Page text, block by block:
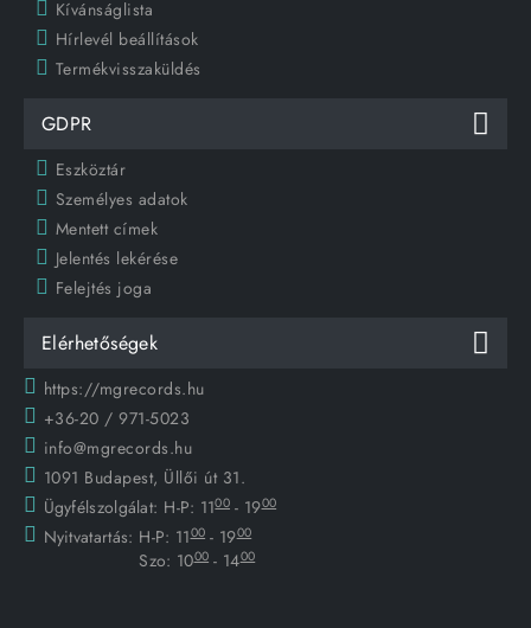
Kívánságlista
Hírlevél beállítások
Termékvisszaküldés
GDPR
Eszköztár
Személyes adatok
Mentett címek
Jelentés lekérése
Felejtés joga
Elérhetőségek
https://mgrecords.hu
+36-20 / 971-5023
info@mgrecords.hu
1091 Budapest, Üllői út 31.
Ügyfélszolgálat: H-P: 1100 - 1900
Nyitvatartás: H-P: 1100 - 1900
Szo: 1000 - 1400